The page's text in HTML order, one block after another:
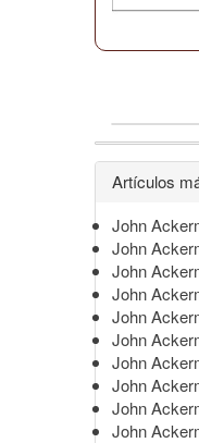
del
Artículos
John
John
John
John
John
John
John
John
John
John